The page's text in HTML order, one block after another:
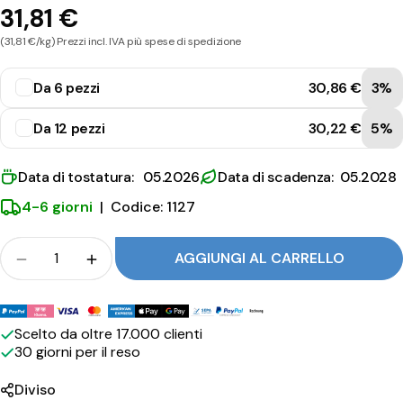
r
i
e
s
t
e
31,81 €
(31,81 €/kg) Prezzi incl. IVA più spese di spedizione
Da 6 pezzi 30,86 € 3%
Da 12 pezzi 30,22 € 5%
Data di tostatura: 05.2026
Data di scadenza: 05.2028
4-6 giorni | Codice: 1127
Folla
Quantità per Hausbrandt Espresso Trieste
Quantità per Hausbrandt Espresso
AGGIUNGI AL CARRELLO
Metodi
di
pagamento
Scelto da oltre 17.000 clienti
30 giorni per il reso
Diviso